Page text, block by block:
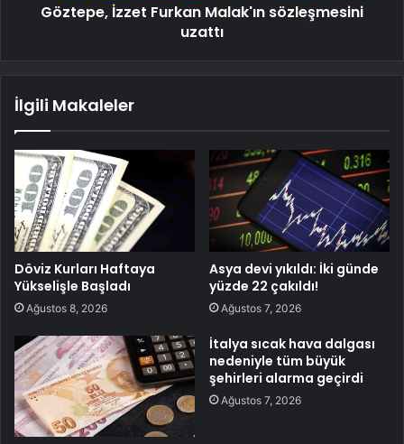
Göztepe, İzzet Furkan Malak'ın sözleşmesini
uzattı
İlgili Makaleler
Döviz Kurları Haftaya
Yükselişle Başladı
Ağustos 8, 2026
Asya devi yıkıldı: İki günde
yüzde 22 çakıldı!
Ağustos 7, 2026
İtalya sıcak hava dalgası
nedeniyle tüm büyük
şehirleri alarma geçirdi
Ağustos 7, 2026